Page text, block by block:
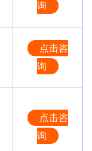
询
点击咨
询
点击咨
询